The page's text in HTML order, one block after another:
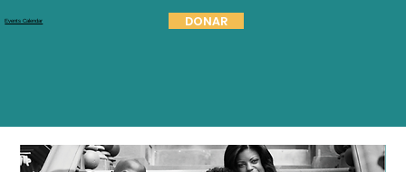
DONAR
Events Calendar